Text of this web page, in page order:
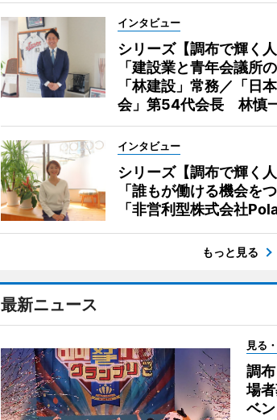
インタビュー
シリーズ【調布で輝く
「建設業と青年会議所
「林建設」常務／「日
会」第54代会長 林慎
インタビュー
シリーズ【調布で輝く
「誰もが働ける機会を
「非営利型株式会社
もっと見る
最新ニュース
見る
調
場
ベン